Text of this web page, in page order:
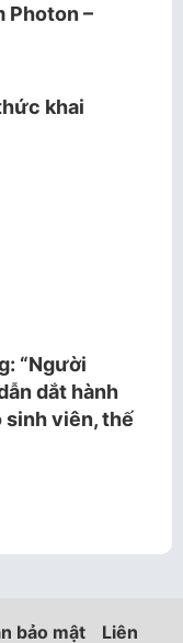
Photon –
khai
“Người
dắt hành
viên, thế
bảo mật Liên